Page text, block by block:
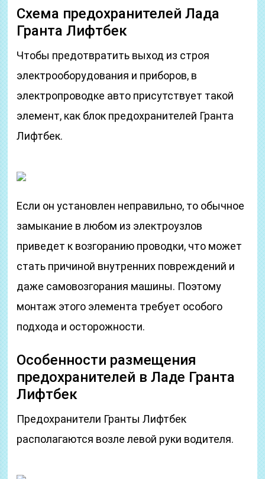
Схема предохранителей Лада
Гранта Лифтбек
Чтобы предотвратить выход из строя
электрооборудования и приборов, в
электропроводке авто присутствует такой
элемент, как блок предохранителей Гранта
Лифтбек.
Если он установлен неправильно, то обычное
замыкание в любом из электроузлов
приведет к возгоранию проводки, что может
стать причиной внутренних повреждений и
даже самовозгорания машины. Поэтому
монтаж этого элемента требует особого
подхода и осторожности.
Особенности размещения
предохранителей в Ладе Гранта
Лифтбек
Предохранители Гранты Лифтбек
располагаются возле левой руки водителя.